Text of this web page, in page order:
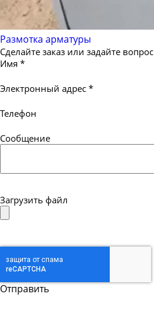
Размотка арматуры
Сделайте заказ или задайте вопрос
Имя *
Электронный адрес *
Телефон
Сообщение
Загрузить файл